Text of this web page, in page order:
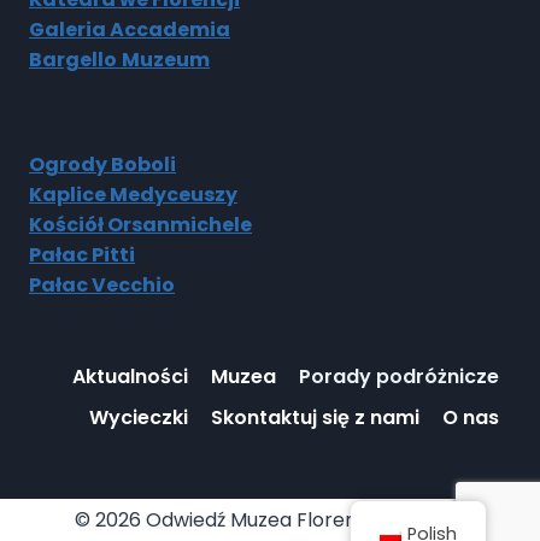
Galeria Accademia
Bargello Muzeum
Ogrody Boboli
Kaplice Medyceuszy
Kościół Orsanmichele
Pałac Pitti
Pałac Vecchio
Aktualności Muzea
Porady podróżnicze
Wycieczki
Skontaktuj się z nami O nas
© 2026 Odwiedź Muzea Florencji |
Polityka
Polish